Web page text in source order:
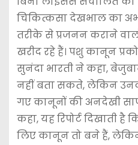
चिकित्कसा देखभाल का
तरीके से प्रजनन कराने
खरीद रहे हैं। पशु कानून
सुनंदा भारती ने कहा,
नहीं बता सकते, लेकिन
गए कानूनों की अनदेखी
कहा, यह रिपोर्ट दिखाती है
लिए कानून तो बने हैं,